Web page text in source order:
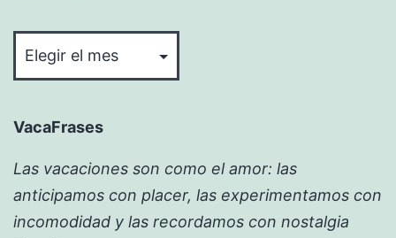
VacaFrases
Las vacaciones son como el amor: las
anticipamos con placer, las experimentamos con
incomodidad y las recordamos con nostalgia